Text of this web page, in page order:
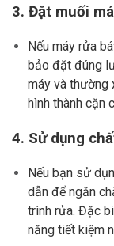
3. Đặt muối
Nếu máy rửa
bảo đặt đúng
máy và thường
hình thành cặn
4. Sử dụng
Nếu bạn sử
dẫn để ngăn
trình rửa. Đặc
năng tiết kiệm